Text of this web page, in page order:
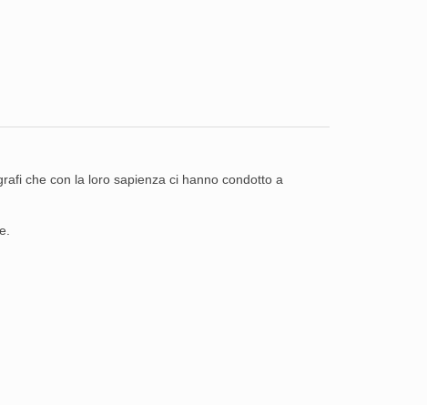
che con la loro sapienza ci hanno condotto a